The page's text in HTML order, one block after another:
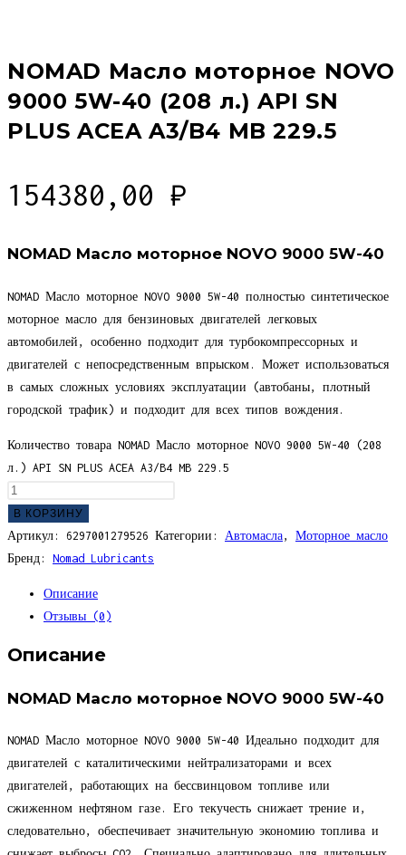
NOMAD Масло моторное NOVO
9000 5W-40 (208 л.) API SN
PLUS ACEA A3/B4 MB 229.5
154380,00 ₽
NOMAD Масло моторное NOVO 9000 5W-40
NOMAD Масло моторное NOVO 9000 5W-40 полностью синтетическое
моторное масло для бензиновых двигателей легковых
автомобилей, особенно подходит для турбокомпрессорных и
двигателей с непосредственным впрыском. Может использоваться
в самых сложных условиях эксплуатации (автобаны, плотный
городской трафик) и подходит для всех типов вождения.
Количество товара NOMAD Масло моторное NOVO 9000 5W-40 (208
л.) API SN PLUS ACEA A3/B4 MB 229.5
В КОРЗИНУ
Артикул: 6297001279526 Категории: Автомасла, Моторное масло
Бренд: Nomad Lubricants
Описание
Отзывы (0)
Описание
NOMAD Масло моторное NOVO 9000 5W-40
NOMAD Масло моторное NOVO 9000 5W-40 Идеально подходит для
двигателей с каталитическими нейтрализаторами и всех
двигателей, работающих на бессвинцовом топливе или
сжиженном нефтяном газе. Его текучесть снижает трение и,
следовательно, обеспечивает значительную экономию топлива и